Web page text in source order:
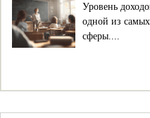
Уровень
одной из
сферы....